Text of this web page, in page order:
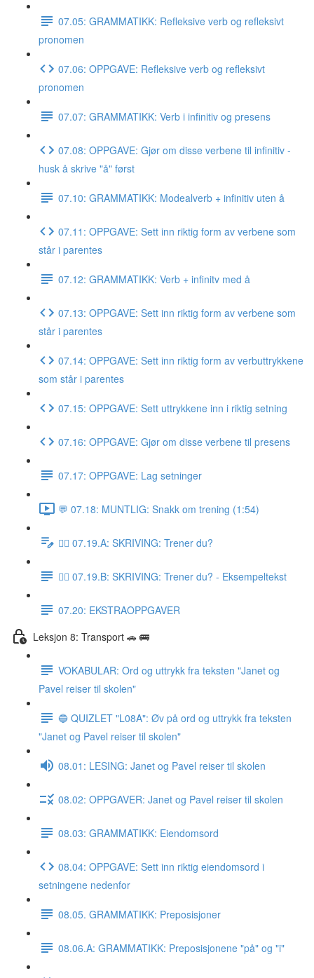
07.05: GRAMMATIKK: Refleksive verb og refleksivt
pronomen
07.06: OPPGAVE: Refleksive verb og refleksivt
pronomen
07.07: GRAMMATIKK: Verb i infinitiv og presens
07.08: OPPGAVE: Gjør om disse verbene til infinitiv -
husk å skrive "å" først
07.10: GRAMMATIKK: Modealverb + infinitiv uten å
07.11: OPPGAVE: Sett inn riktig form av verbene som
står i parentes
07.12: GRAMMATIKK: Verb + infinitv med å
07.13: OPPGAVE: Sett inn riktig form av verbene som
står i parentes
07.14: OPPGAVE: Sett inn riktig form av verbuttrykkene
som står i parentes
07.15: OPPGAVE: Sett uttrykkene inn i riktig setning
07.16: OPPGAVE: Gjør om disse verbene til presens
07.17: OPPGAVE: Lag setninger
💬 07.18: MUNTLIG: Snakk om trening (1:54)
✍🏼 07.19.A: SKRIVING: Trener du?
✍🏼 07.19.B: SKRIVING: Trener du? - Eksempeltekst
07.20: EKSTRAOPPGAVER
Leksjon 8: Transport 🚗 🚌
VOKABULAR: Ord og uttrykk fra teksten "Janet og
Pavel reiser til skolen"
🔵 QUIZLET "L08A": Øv på ord og uttrykk fra teksten
"Janet og Pavel reiser til skolen"
08.01: LESING: Janet og Pavel reiser til skolen
08.02: OPPGAVER: Janet og Pavel reiser til skolen
08.03: GRAMMATIKK: Eiendomsord
08.04: OPPGAVE: Sett inn riktig eiendomsord i
setningene nedenfor
08.05. GRAMMATIKK: Preposisjoner
08.06.A: GRAMMATIKK: Preposisjonene "på" og "i"